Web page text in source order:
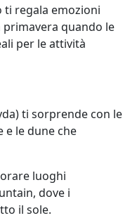
ti regala emozioni
quando le
per le attività
ti sorprende con le
e le dune che
luoghi
dove i
il sole.